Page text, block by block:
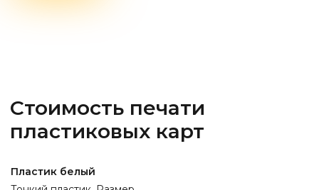
Стоимость печати
пластиковых карт
Пластик белый